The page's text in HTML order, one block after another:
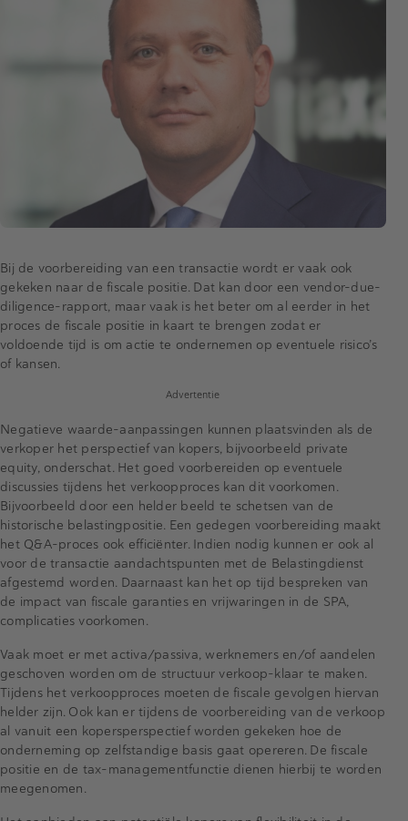
Bij de voorbereiding van een transactie wordt er vaak ook
gekeken naar de fiscale positie. Dat kan door een vendor-due-
diligence-rapport, maar vaak is het beter om al eerder in het
proces de fiscale positie in kaart te brengen zodat er
voldoende tijd is om actie te ondernemen op eventuele risico’s
of kansen.
Advertentie
Negatieve waarde-aanpassingen kunnen plaatsvinden als de
verkoper het perspectief van kopers, bijvoorbeeld private
equity, onderschat. Het goed voorbereiden op eventuele
discussies tijdens het verkoopproces kan dit voorkomen.
Bijvoorbeeld door een helder beeld te schetsen van de
historische belastingpositie. Een gedegen voorbereiding maakt
het Q&A-proces ook efficiënter. Indien nodig kunnen er ook al
voor de transactie aandachtspunten met de Belastingdienst
afgestemd worden. Daarnaast kan het op tijd bespreken van
de impact van fiscale garanties en vrijwaringen in de SPA,
complicaties voorkomen.
Vaak moet er met activa/passiva, werknemers en/of aandelen
geschoven worden om de structuur verkoop-klaar te maken.
Tijdens het verkoopproces moeten de fiscale gevolgen hiervan
helder zijn. Ook kan er tijdens de voorbereiding van de verkoop
al vanuit een kopersperspectief worden gekeken hoe de
onderneming op zelfstandige basis gaat opereren. De fiscale
positie en de tax-managementfunctie dienen hierbij te worden
meegenomen.